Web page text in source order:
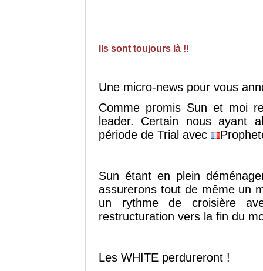
Ils sont toujours là !!
Une micro-news pour vous
Comme promis Sun et moi
leader. Certain nous ayant
période de Trial avec
Sun étant en plein
assurerons tout de même un
un rythme de croisière
restructuration vers la fin du
Les WHITE perdureront !